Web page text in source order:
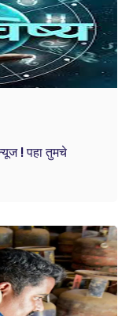
! पहा तुमचे